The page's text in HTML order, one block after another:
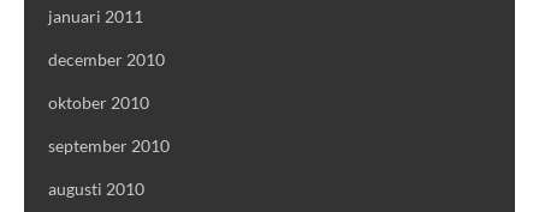
januari 2011
december 2010
oktober 2010
september 2010
augusti 2010